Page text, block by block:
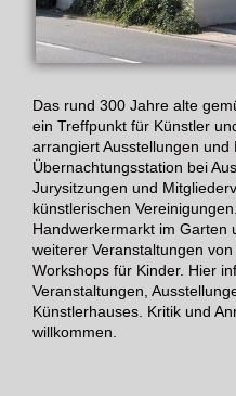
Das rund 300 Jahre alte
ein Treffpunkt für Künstler
arrangiert Ausstellungen und
Übernachtungsstation bei
Jurysitzungen und
künstlerischen
Handwerkermarkt im Garten
weiterer Veranstaltungen
Workshops für Kinder. Hier
Veranstaltungen,
Künstlerhauses. Kritik und
willkommen.